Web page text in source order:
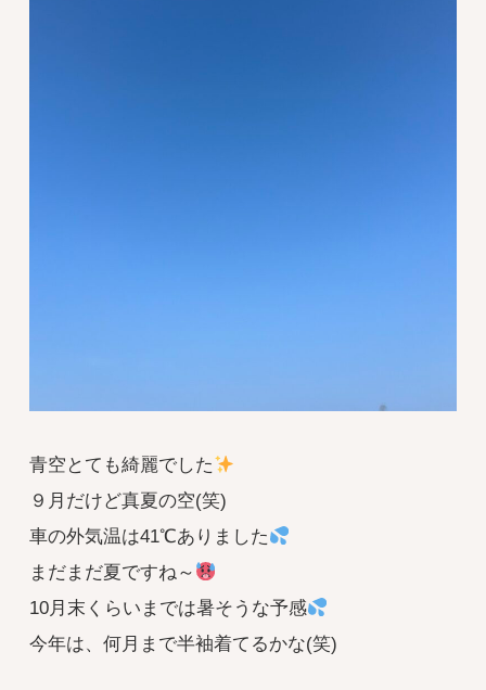
青空とても綺麗でした
９月だけど真夏の空(笑)
車の外気温は41℃ありました
まだまだ夏ですね～
10月末くらいまでは暑そうな予感
今年は、何月まで半袖着てるかな(笑)